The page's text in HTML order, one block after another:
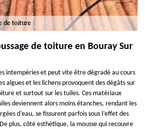
de toiture en Bouray Sur
intempéries et peut vite être dégradé au cours
algues et les lichens provoquent des dégâts sur
et surtout sur les tuiles. Ces matériaux
deviennent alors moins étanches, rendant les
d’eau, se fissurent parfois sous l’effet des
plus, côté esthétique, la mousse qui recouvre